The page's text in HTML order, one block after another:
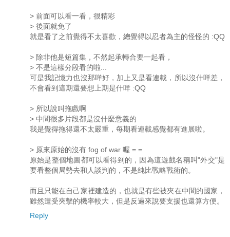
> 前面可以看一看，很精彩
> 後面就免了
就是看了之前覺得不太喜歡，總覺得以忍者為主的怪怪的 :QQ
> 除非他是短篇集，不然起承轉合要一起看，
> 不是這樣分段看的啦...
可是我記憶力也沒那咩好，加上又是看連載，所以沒什咩差，
不會看到這期還要想上期是什咩 :QQ
> 所以說叫拖戲啊
> 中間很多片段都是沒什麼意義的
我是覺得拖得還不太嚴重，每期看連載感覺都有進展啦。
> 原來原始的沒有 fog of war 喔 = =
原始是整個地圖都可以看得到的，因為這遊戲名稱叫"外交"是
要看整個局勢去和人談判的，不是純比戰略戰術的。
而且只能在自己家裡建造的，也就是有些被夾在中間的國家，
雖然遭受夾擊的機率較大，但是反過來說要支援也還算方便。
Reply